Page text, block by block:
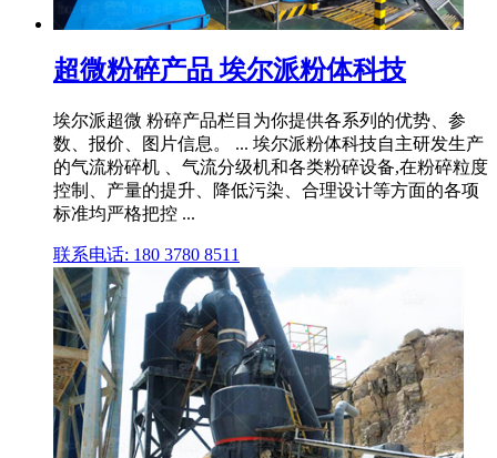
超微粉碎产品 埃尔派粉体科技
埃尔派超微 粉碎产品栏目为你提供各系列的优势、参
数、报价、图片信息。 ... 埃尔派粉体科技自主研发生产
的气流粉碎机 、气流分级机和各类粉碎设备,在粉碎粒度
控制、产量的提升、降低污染、合理设计等方面的各项
标准均严格把控 ...
联系电话: 180 3780 8511